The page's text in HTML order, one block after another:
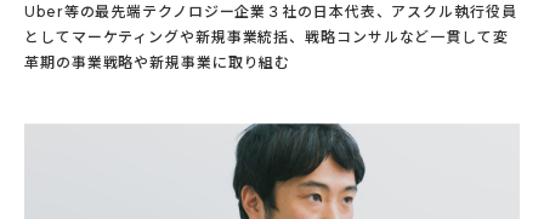
Uber等の最先端テクノロジー企業３社の日本代表、アスクル執行役員
としてマーケティングや新規事業統括、戦略コンサルなど一貫して変
革期の事業戦略や新規事業に取り組む